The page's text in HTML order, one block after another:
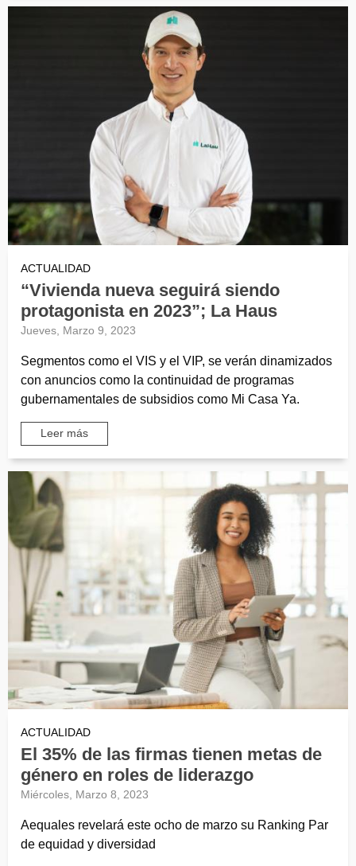
ACTUALIDAD
“Vivienda nueva seguirá siendo
protagonista en 2023”; La Haus
Jueves, Marzo 9, 2023
Segmentos como el VIS y el VIP, se verán dinamizados
con anuncios como la continuidad de programas
gubernamentales de subsidios como Mi Casa Ya.
Leer más
ACTUALIDAD
El 35% de las firmas tienen metas de
género en roles de liderazgo
Miércoles, Marzo 8, 2023
Aequales revelará este ocho de marzo su Ranking Par
de equidad y diversidad